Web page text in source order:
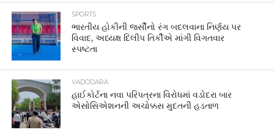
SPORTS
ભારતીય હોકીની જર્સીનો રંગ બદલવાના નિર્ણય પર
વિવાદ, અધ્યક્ષ દિલીપ તિર્કીએ માંગી વિગતવાર
સ્પષ્ટતા
VADODARA
હાઈકોર્ટના નવા પરિપત્રના વિરોધમાં વડોદરા બાર
એસોસિએશનની અચોક્કસ મુદતની હડતાળ